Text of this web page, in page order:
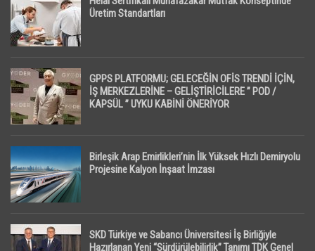
Üretim Standartları
GPPS PLATFORMU; GELECEĞİN OFİS TRENDİ İÇİN,
İŞ MERKEZLERİNE – GELİŞTİRİCİLERE ” POD /
KAPSÜL ” UYKU KABİNİ ÖNERİYOR
Birleşik Arap Emirlikleri’nin İlk Yüksek Hızlı Demiryolu
Projesine Kalyon İnşaat İmzası
SKD Türkiye ve Sabancı Üniversitesi İş Birliğiyle
Hazırlanan Yeni “Sürdürülebilirlik” Tanımı TDK Genel